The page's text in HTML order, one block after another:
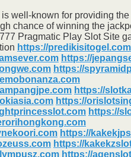
well-known for providing
chance of winning the
Pragmatic Play Slot Site
https://predikisitogel.com
https://
https://
https://
https://
https://
https://
https://
https://